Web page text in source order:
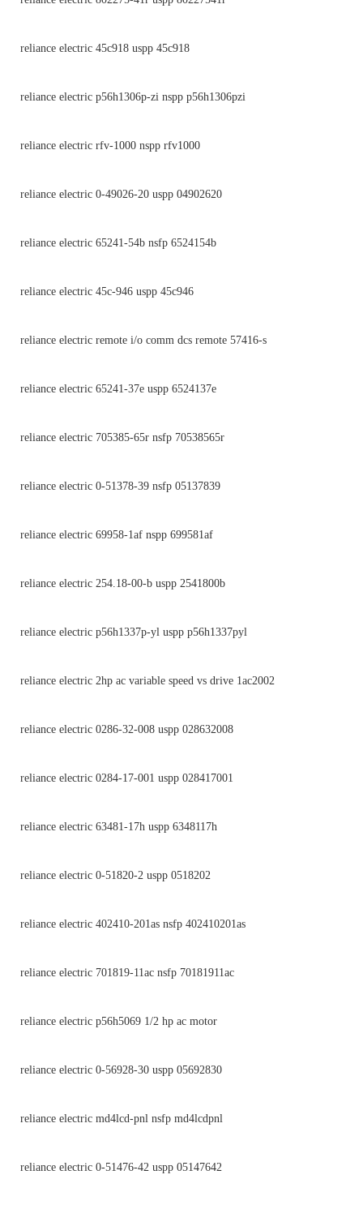
reliance electric 45c918 uspp 45c918
reliance electric p56h1306p-zi nspp p56h1306pzi
reliance electric rfv-1000 nspp rfv1000
reliance electric 0-49026-20 uspp 04902620
reliance electric 65241-54b nsfp 6524154b
reliance electric 45c-946 uspp 45c946
reliance electric remote i/o comm dcs remote 57416-s
reliance electric 65241-37e uspp 6524137e
reliance electric 705385-65r nsfp 70538565r
reliance electric 0-51378-39 nsfp 05137839
reliance electric 69958-1af nspp 699581af
reliance electric 254.18-00-b uspp 2541800b
reliance electric p56h1337p-yl uspp p56h1337pyl
reliance electric 2hp ac variable speed vs drive 1ac2002
reliance electric 0286-32-008 uspp 028632008
reliance electric 0284-17-001 uspp 028417001
reliance electric 63481-17h uspp 6348117h
reliance electric 0-51820-2 uspp 0518202
reliance electric 402410-201as nsfp 402410201as
reliance electric 701819-11ac nsfp 70181911ac
reliance electric p56h5069 1/2 hp ac motor
reliance electric 0-56928-30 uspp 05692830
reliance electric md4lcd-pnl nsfp md4lcdpnl
reliance electric 0-51476-42 uspp 05147642